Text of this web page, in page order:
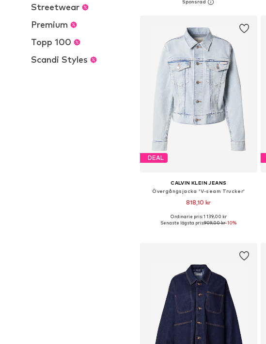
Streetwear
Premium
Topp 100
Scandi Styles
Lägg till i varukorgen
DEAL
CALVIN KLEIN JEANS
Övergångsjacka 'V-seam Trucker'
818,10 kr
Tillgängliga storlekar: XS-S, S-M, L, XL-XXL
Ordinarie pris: 1 139,00 kr
Senaste lägsta pris:909,00 kr-10%